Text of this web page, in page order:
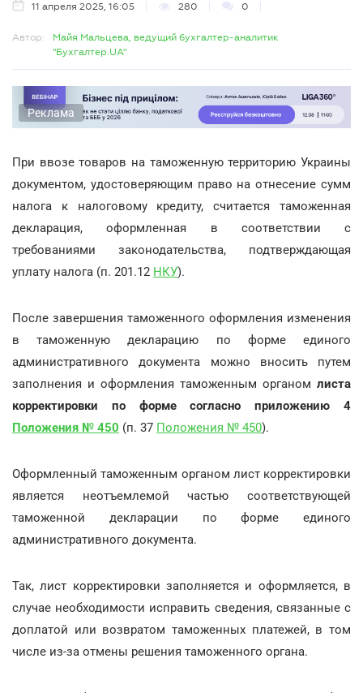
11 апреля 2025, 16:05 280 0
Автор:
Майя Мальцева, ведущий бухгалтер-аналитик
"Бухгалтер.UA"
Реклама
При ввозе товаров на таможенную территорию Украины
документом, удостоверяющим право на отнесение сумм
налога к налоговому кредиту, считается таможенная
декларация, оформленная в соответствии с
требованиями законодательства, подтверждающая
уплату налога (п. 201.12 НКУ).
После завершения таможенного оформления изменения
в таможенную декларацию по форме единого
административного документа можно вносить путем
заполнения и оформления таможенным органом листа
корректировки по форме согласно приложению 4
Положения № 450 (п. 37 Положения № 450).
Оформленный таможенным органом лист корректировки
является неотъемлемой частью соответствующей
таможенной декларации по форме единого
административного документа.
Так, лист корректировки заполняется и оформляется, в
случае необходимости исправить сведения, связанные с
доплатой или возвратом таможенных платежей, в том
числе из-за отмены решения таможенного органа.